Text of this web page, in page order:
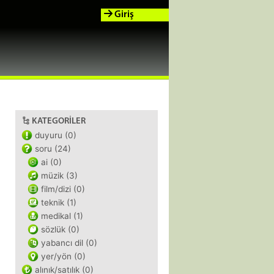
Giriş
KATEGORILER
duyuru (0)
soru (24)
ai (0)
müzik (3)
film/dizi (0)
teknik (1)
medikal (1)
sözlük (0)
yabancı dil (0)
yer/yön (0)
alınık/satılık (0)